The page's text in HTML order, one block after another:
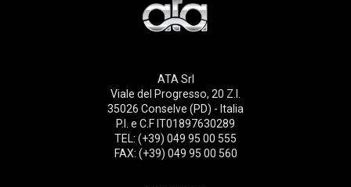
ATA Srl
Viale del Progresso, 20 Z.I.
35026 Conselve (PD) - Italia
P.I. e C.F IT01897630289
TEL: (+39) 049 95 00 555
FAX: (+39) 049 95 00 560